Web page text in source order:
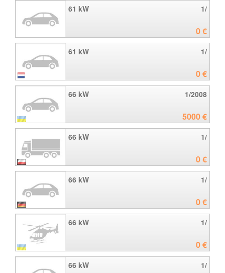
61 kW 1/
0 €
61 kW 1/
0 €
66 kW 1/2008
5000 €
66 kW 1/
0 €
66 kW 1/
0 €
66 kW 1/
0 €
66 kW 1/